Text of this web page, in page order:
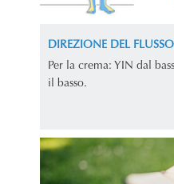
DIREZIONE DEL
Per la crema: YIN dal
il basso.